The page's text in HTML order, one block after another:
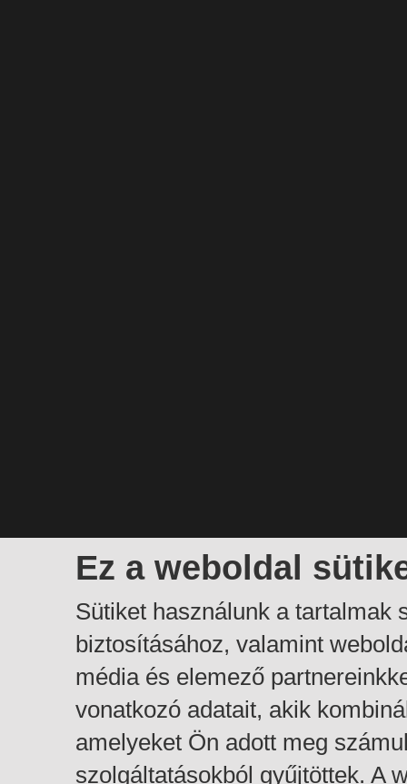
Ez a weboldal
Sütiket használunk a tartalmak
biztosításához, valamint
média és elemező
vonatkozó adatait, akik
amelyeket Ön adott meg
szolgáltatásokból gyűjtöttek. A